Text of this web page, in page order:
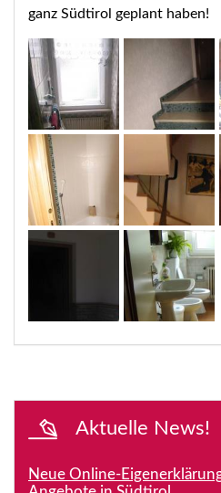
ganz Südtirol geplant haben!
Aktuelle News!
Neue Online-